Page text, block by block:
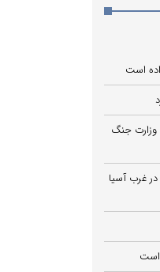
است
وزارت جنگ
غرب آسیا
است